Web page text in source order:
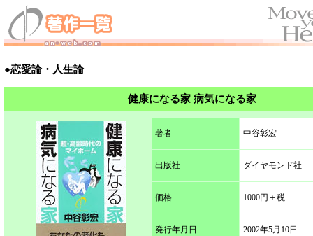
●恋愛論・人生論
健康になる家 病気になる家
著者 中谷彰宏
出版社 ダイヤモンド社
価格 1000円＋税
発行年月日 2002年5月10日